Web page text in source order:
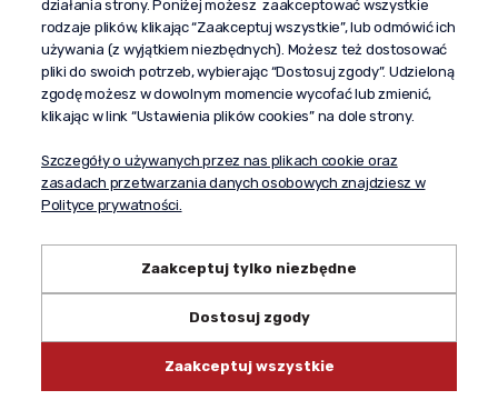
Dostawa
Moje konto
O firmie
działania strony. Poniżej możesz zaakceptować wszystkie
rodzaje plików, klikając “Zaakceptuj wszystkie”, lub odmówić ich
używania (z wyjątkiem niezbędnych). Możesz też dostosować
pliki do swoich potrzeb, wybierając “Dostosuj zgody”. Udzieloną
zgodę możesz w dowolnym momencie wycofać lub zmienić,
klikając w link “Ustawienia plików cookies” na dole strony.
Szczegóły o używanych przez nas plikach cookie oraz
zasadach przetwarzania danych osobowych znajdziesz w
Polityce prywatności.
Zaakceptuj tylko niezbędne
Dostosuj zgody
Zaakceptuj wszystkie